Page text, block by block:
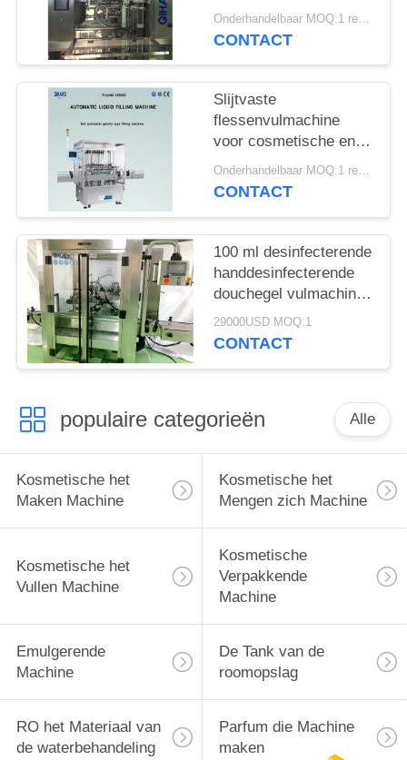
Gezichtsreinigingsmiddel
Onderhandelbaar MOQ:1 reeks
CONTACT
Slijtvaste
flessenvulmachine
voor cosmetische en
pastaproducten met
waterolie, crème
Onderhandelbaar MOQ:1 reeks
CONTACT
100 ml desinfecterende
handdesinfecterende
douchegel vulmachine
continu
29000USD MOQ:1
CONTACT
populaire categorieën Alle
Kosmetische het
Maken Machine
Kosmetische het
Mengen zich Machine
Kosmetische het
Vullen Machine
Kosmetische
Verpakkende
Machine
Emulgerende
Machine
De Tank van de
roomopslag
RO het Materiaal van
de waterbehandeling
Parfum die Machine
maken